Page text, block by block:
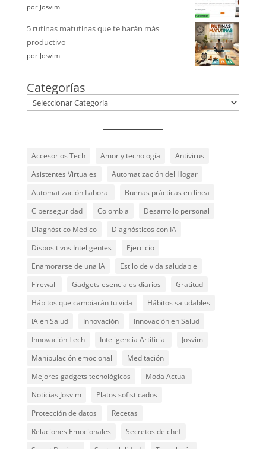
por Josvim
5 rutinas matutinas que te harán más
productivo
por Josvim
Categorías
Accesorios Tech Amor y tecnología
Antivirus
Asistentes Virtuales
Automatización del Hogar
Automatización Laboral
Buenas prácticas en línea
Ciberseguridad
Colombia
Desarrollo personal
Diagnóstico Médico
Diagnósticos con IA
Dispositivos Inteligentes
Ejercicio
Enamorarse de una IA
Estilo de vida saludable
Firewall
Gadgets esenciales diarios
Gratitud
Hábitos que cambiarán tu vida
Hábitos saludables
IA en Salud
Innovación
Innovación en Salud
Innovación Tech
Inteligencia Artificial
Josvim
Manipulación emocional
Meditación
Mejores gadgets tecnológicos
Moda Actual
Noticias Josvim
Platos sofisticados
Protección de datos
Recetas
Relaciones Emocionales
Secretos de chef